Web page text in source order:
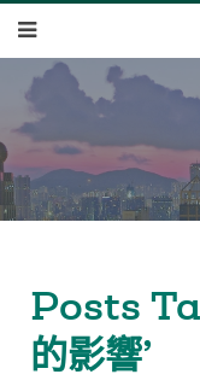
Posts
的影響’